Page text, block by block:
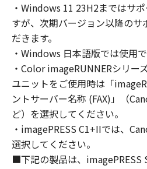
Computer to use the
that you must assure that
abide by the terms of this
shall be subject to
obligations borne by you
You may make one copy
solely for a back-up
2. RESTRICTIONS
You shall not use the
expressly granted or
shall not assign,
loan, convey or transfer
・Windows 11 23H2まではサ
すが、次期バージョン以降の
だきます。
・Windows 日本語版では使用で
・Color imageRUNNERシリー
ユニットをご使用時は「
ントサーバー名称 (FAX)」（
ど）を選択してください。
・imagePRESS C1+IIでは、
選択してください。
■下記の製品は、imagePRESS